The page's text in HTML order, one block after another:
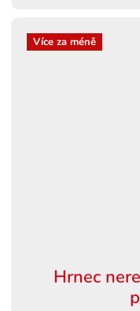
Více za méně
Hrnec